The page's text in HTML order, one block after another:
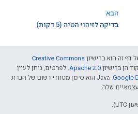
הבא
בדיקה לזיהוי הטיה (5 דקות)
דף זה הוא ברישיון Creative Commons
הן ברישיון Apache 2.0. לפרטים, ניתן לעיין
.‏ Java הוא סימן מסחרי רשום של חברת